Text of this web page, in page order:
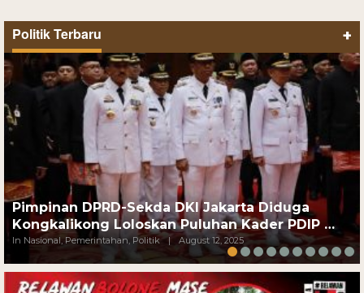
Politik Terbaru +
Pimpinan DPRD-Sekda DKI Jakarta Diduga
Kongkalikong Loloskan Puluhan Kader PDIP …
In Nasional, Pemerintahan, Politik | August 12, 2025